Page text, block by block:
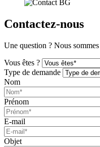
Contactez-nous
Une question ? Nous
Vous êtes ?
Type de demande
Nom
Prénom
E-mail
Objet